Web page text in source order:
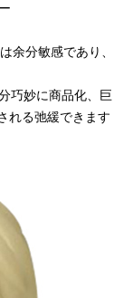
余分敏感であり、
巧妙に商品化、巨
れる弛緩できます